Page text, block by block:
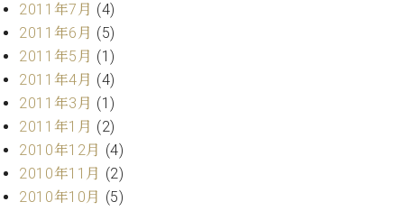
問
い
合
わ
せ
尾山調律師のブ
ログ Die
Musikgasse（音
楽の小道）
2011年7月 (4)
2011年6月 (5)
2011年5月 (1)
2011年4月 (4)
2011年3月 (1)
2011年1月 (2)
2010年12月 (4)
2010年11月 (2)
2010年10月 (5)